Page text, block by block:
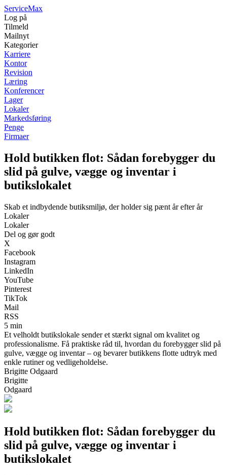
ServiceMax
Log på
Tilmeld
Mailnyt
Kategorier
Karriere
Kontor
Revision
Læring
Konferencer
Lager
Lokaler
Markedsføring
Penge
Firmaer
Hold butikken flot: Sådan forebygger du
slid på gulve, vægge og inventar i
butikslokalet
Skab et indbydende butiksmiljø, der holder sig pænt år efter år
Lokaler
Lokaler
Del og gør godt
X
Facebook
Instagram
LinkedIn
YouTube
Pinterest
TikTok
Mail
RSS
5 min
Et velholdt butikslokale sender et stærkt signal om kvalitet og
professionalisme. Få praktiske råd til, hvordan du forebygger slid på
gulve, vægge og inventar – og bevarer butikkens flotte udtryk med
enkle rutiner og vedligeholdelse.
Brigitte Odgaard
Brigitte
Odgaard
Hold butikken flot: Sådan forebygger du
slid på gulve, vægge og inventar i
butikslokalet